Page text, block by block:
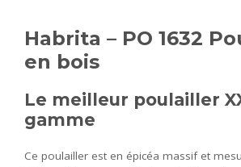
Habrita – PO 1632
en bois
Le meilleur poulailler
gamme
Ce poulailler est en épicéa massif et